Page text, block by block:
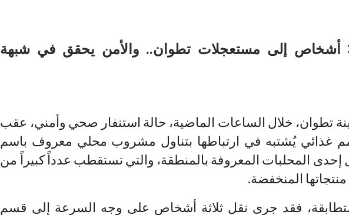
“زعزاع” يُدخل 3 أشخاص إلى مستعجلات تطوان.. والأمن يحقق في شبهة
تطوان، خلال الساعات الماضية، حالة استنفار صحي وأمني، عقب
غذائي يُشتبه في ارتباطها بتناول مشروب محلي معروف باسم
إحدى المحلبات المعروفة بالمنطقة، والتي تستقطب عدداً كبيراً من
المنخفضة.
فقد جرى نقل ثلاثة أشخاص على وجه السرعة إلى قسم